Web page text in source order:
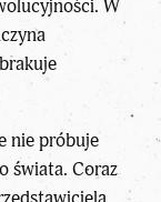
W
nie próbuje
świata. Coraz